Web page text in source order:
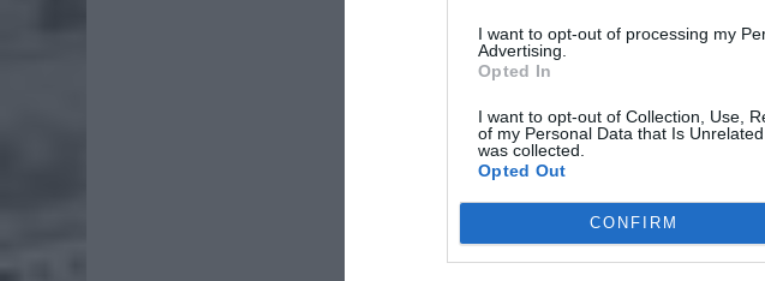
I want to opt-out of processing my
Advertising.
Opted In
I want to opt-out of Collection, Use,
of my Personal Data that Is
was collected.
Opted Out
CONFIRM
ZOBACZ RÓWNIEŻ:
Nawet 3600 zł miesięcznie
7 sierpnia 2026 19:29
ZUS podniesie próg 500 plus
wynieść wypłata przy